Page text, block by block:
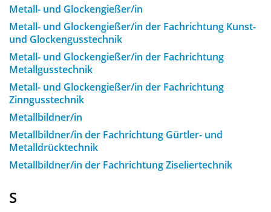
Metall- und Glockengießer/in
Metall- und Glockengießer/in der Fachrichtung Kunst-
und Glockengusstechnik
Metall- und Glockengießer/in der Fachrichtung
Metallgusstechnik
Metall- und Glockengießer/in der Fachrichtung
Zinngusstechnik
Metallbildner/in
Metallbildner/in der Fachrichtung Gürtler- und
Metalldrücktechnik
Metallbildner/in der Fachrichtung Ziseliertechnik
S